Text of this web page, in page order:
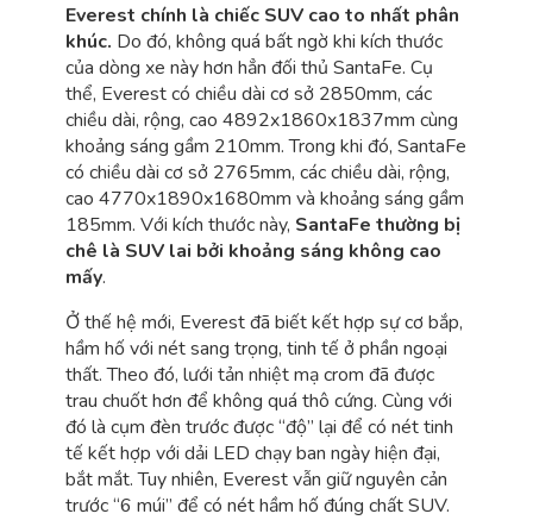
Everest chính là chiếc SUV cao to nhất phân
khúc. Do đó, không quá bất ngờ khi kích thước
của dòng xe này hơn hẳn đối thủ SantaFe. Cụ
thể, Everest có chiều dài cơ sở 2850mm, các
chiều dài, rộng, cao 4892x1860x1837mm cùng
khoảng sáng gầm 210mm. Trong khi đó, SantaFe
có chiều dài cơ sở 2765mm, các chiều dài, rộng,
cao 4770x1890x1680mm và khoảng sáng gầm
185mm. Với kích thước này, SantaFe thường bị
chê là SUV lai bởi khoảng sáng không cao
mấy.
Ở thế hệ mới, Everest đã biết kết hợp sự cơ bắp,
hầm hố với nét sang trọng, tinh tế ở phần ngoại
thất. Theo đó, lưới tản nhiệt mạ crom đã được
trau chuốt hơn để không quá thô cứng. Cùng với
đó là cụm đèn trước được “độ” lại để có nét tinh
tế kết hợp với dải LED chạy ban ngày hiện đại,
bắt mắt. Tuy nhiên, Everest vẫn giữ nguyên cản
trước “6 múi” để có nét hầm hố đúng chất SUV.